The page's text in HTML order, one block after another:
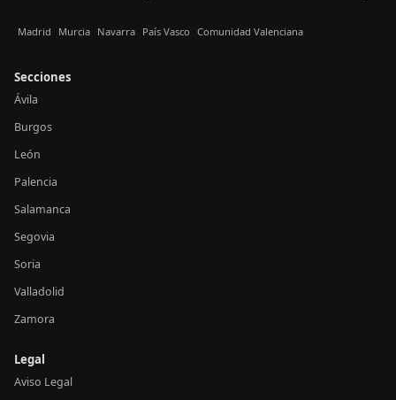
Madrid Murcia Navarra País Vasco Comunidad Valenciana
Secciones
Ávila
Burgos
León
Palencia
Salamanca
Segovia
Soria
Valladolid
Zamora
Legal
Aviso Legal